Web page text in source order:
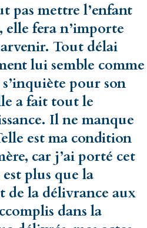
pas mettre l’enfant
elle fera n’importe
Tout délai
lui semble comme
s’inquiète pour son
a fait tout le
Il ne manque
est ma condition
car j’ai porté cet
plus que la
de la délivrance aux
dans la